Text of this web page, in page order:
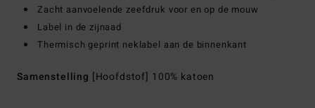
Zacht aanvoelende zeefdruk voor en op de mouw
Label in de zijnaad
Thermisch geprint neklabel aan de binnenkant
Samenstelling [Hoofdstof] 100% katoen